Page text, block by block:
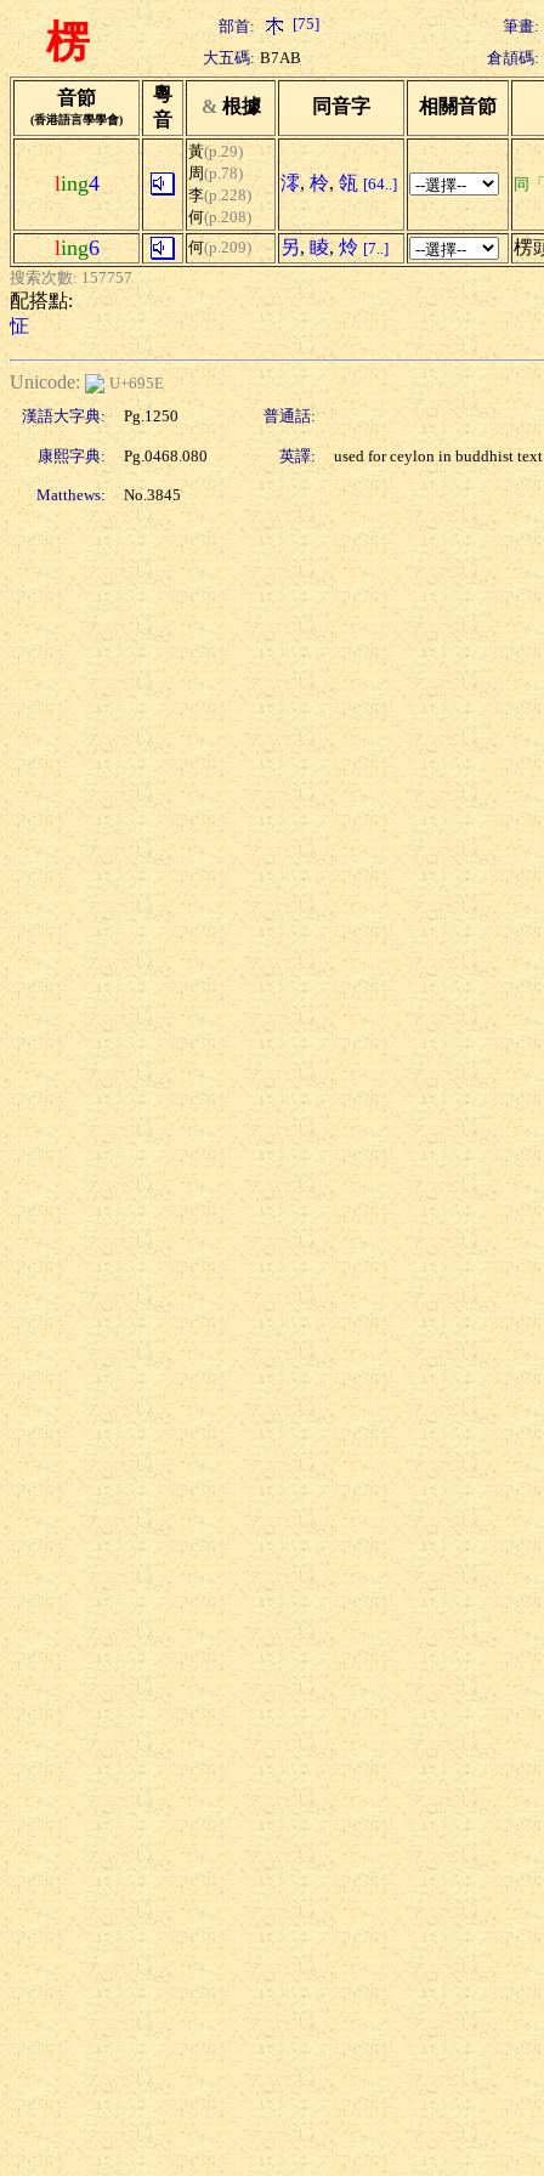
楞 部首: [75]
筆畫:
大五碼: B7AB 倉頡碼:
音節
(香港語言學學會)
粵
音
& 根據 同音字 相關音節
ling4
黃(p.29)
周(p.78)
李(p.228)
何(p.208)
澪, 柃, 瓴 [64..] 同
ling6 何(p.209) 另, 睖, 炩 [7..] 楞
搜索次數: 157757
配搭點:
怔
Unicode:
U+695E
漢語大字典:
Pg.1250 普通話:
康熙字典: Pg.0468.080 英譯: used for ceylon in buddhist text
Matthews: No.3845